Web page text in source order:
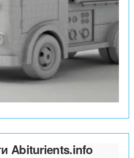
Abiturients.info